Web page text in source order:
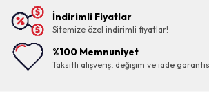
İndirimli Fiyatlar
Sitemize özel indirimli fiyatlar!
%100 Memnuniyet
Taksitli alışveriş, değişim ve iade